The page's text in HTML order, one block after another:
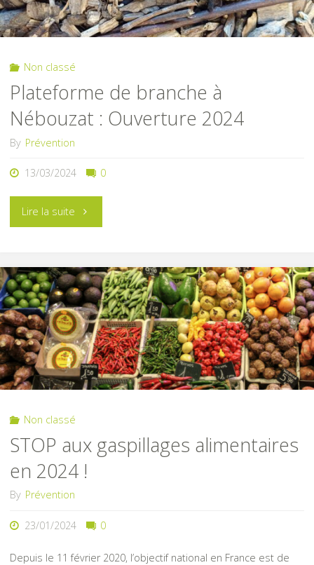
!"
Non classé
Plateforme de branche à
Nébouzat : Ouverture 2024
By Prévention
13/03/2024 0
Lire la suite"Plateforme
branche
à
Nébouzat
:
Ouverture
2024"
Non classé
STOP aux gaspillages alimentaires
en 2024 !
By Prévention
23/01/2024 0
Depuis le 11 février 2020, l’objectif national en France est de